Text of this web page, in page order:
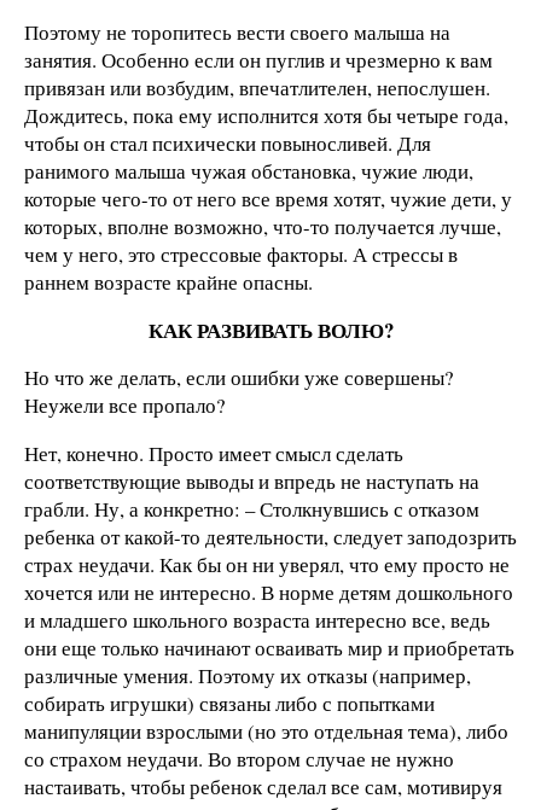
Поэтому не торопитесь вести своего малыша на
занятия. Особенно если он пуглив и чрезмерно к вам
привязан или возбудим, впечатлителен, непослушен.
Дождитесь, пока ему исполнится хотя бы четыре года,
чтобы он стал психически повыносливей. Для
ранимого малыша чужая обстановка, чужие люди,
которые чего-то от него все время хотят, чужие дети, у
которых, вполне возможно, что-то получается лучше,
чем у него, это стрессовые факторы. А стрессы в
раннем возрасте крайне опасны.
КАК РАЗВИВАТЬ ВОЛЮ?
Но что же делать, если ошибки уже совершены?
Неужели все пропало?
Нет, конечно. Просто имеет смысл сделать
соответствующие выводы и впредь не наступать на
грабли. Ну, а конкретно: – Столкнувшись с отказом
ребенка от какой-то деятельности, следует заподозрить
страх неудачи. Как бы он ни уверял, что ему просто не
хочется или не интересно. В норме детям дошкольного
и младшего школьного возраста интересно все, ведь
они еще только начинают осваивать мир и приобретать
различные умения. Поэтому их отказы (например,
собирать игрушки) связаны либо с попытками
манипуляции взрослыми (но это отдельная тема), либо
со страхом неудачи. Во втором случае не нужно
настаивать, чтобы ребенок сделал все сам, мотивируя